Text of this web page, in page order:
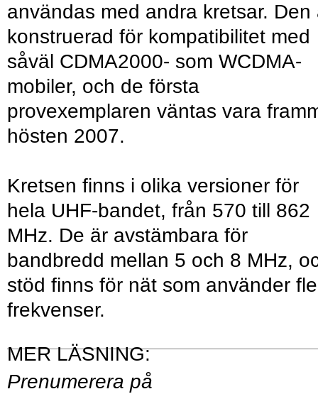
användas med andra kretsar. Den
konstruerad för kompatibilitet med
såväl CDMA2000- som WCDMA-
mobiler, och de första
provexemplaren väntas vara
hösten 2007.
Kretsen finns i olika versioner för
hela UHF-bandet, från 570 till 862
MHz. De är avstämbara för
bandbredd mellan 5 och 8 MHz,
stöd finns för nät som använder
frekvenser.
Prenumerera på